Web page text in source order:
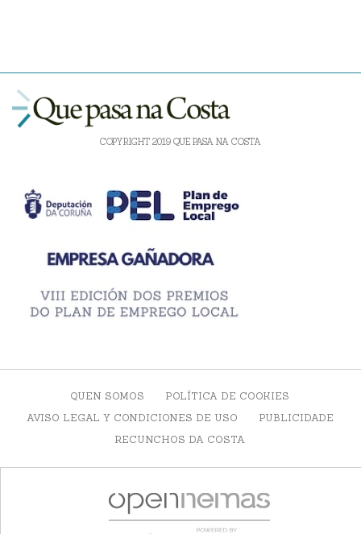
COPYRIGHT 2019 QUE PASA NA COSTA
QUEN SOMOS
POLÍTICA DE COOKIES
AVISO LEGAL Y CONDICIONES DE USO
PUBLICIDADE
RECUNCHOS DA COSTA